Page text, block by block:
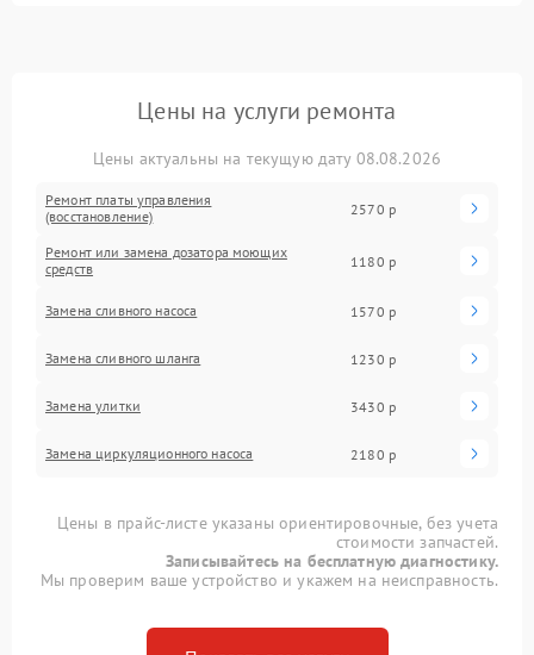
Цены на услуги ремонта
Цены актуальны на текущую дату 08.08.2026
Ремонт платы управления
(восстановление)
2570 р
Ремонт или замена дозатора моющих
средств
1180 р
Замена сливного насоса 1570 р
Замена сливного шланга 1230 р
Замена улитки 3430 р
Замена циркуляционного насоса 2180 р
Цены в прайс-листе указаны ориентировочные, без учета
стоимости запчастей.
Записывайтесь на бесплатную диагностику.
Мы проверим ваше устройство и укажем на неисправность.